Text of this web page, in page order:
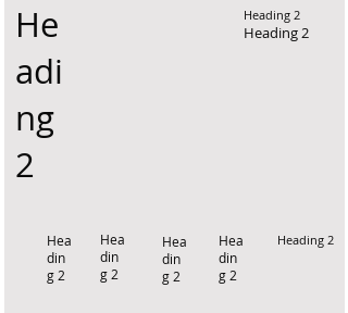
He
adi
ng
2
Heading 2
Heading 2
Hea
din
g 2
Hea
din
g 2
Hea
din
g 2
Hea
din
g 2
Heading 2